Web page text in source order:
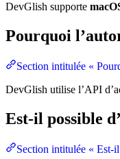
DevGlish supporte
Pourquoi
Section intitulée «
DevGlish utilise l’API
Est-il possible
Section intitulée « Est-